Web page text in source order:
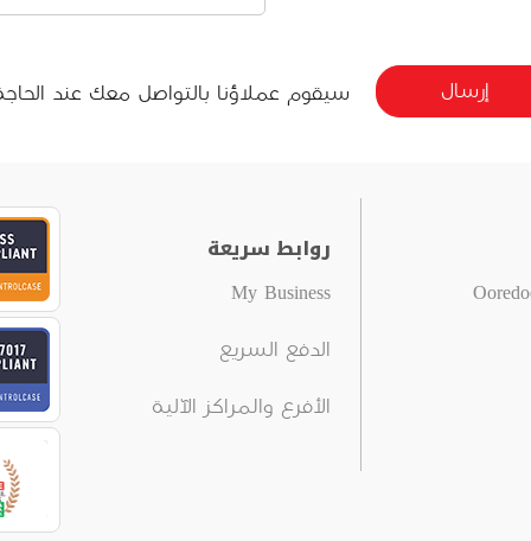
إرسال سيقوم عملاؤنا بالتواصل معك عند
روابط سريعة
My Business
الدفع السريع
الأفرع والمراكز الآلية